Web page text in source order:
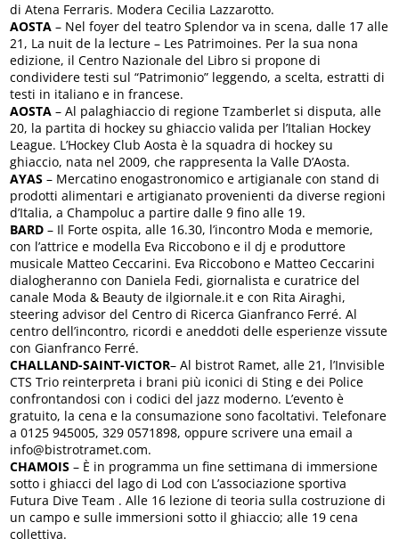
di Atena Ferraris. Modera Cecilia Lazzarotto.
AOSTA – Nel foyer del teatro Splendor va in scena, dalle 17 alle
21, La nuit de la lecture – Les Patrimoines. Per la sua nona
edizione, il Centro Nazionale del Libro si propone di
condividere testi sul “Patrimonio” leggendo, a scelta, estratti di
testi in italiano e in francese.
AOSTA – Al palaghiaccio di regione Tzamberlet si disputa, alle
20, la partita di hockey su ghiaccio valida per l’Italian Hockey
League. L’Hockey Club Aosta è la squadra di hockey su
ghiaccio, nata nel 2009, che rappresenta la Valle D’Aosta.
AYAS – Mercatino enogastronomico e artigianale con stand di
prodotti alimentari e artigianato provenienti da diverse regioni
d’Italia, a Champoluc a partire dalle 9 fino alle 19.
BARD – Il Forte ospita, alle 16.30, l’incontro Moda e memorie,
con l’attrice e modella Eva Riccobono e il dj e produttore
musicale Matteo Ceccarini. Eva Riccobono e Matteo Ceccarini
dialogheranno con Daniela Fedi, giornalista e curatrice del
canale Moda & Beauty de ilgiornale.it e con Rita Airaghi,
steering advisor del Centro di Ricerca Gianfranco Ferré. Al
centro dell’incontro, ricordi e aneddoti delle esperienze vissute
con Gianfranco Ferré.
CHALLAND-SAINT-VICTOR– Al bistrot Ramet, alle 21, l’Invisible
CTS Trio reinterpreta i brani più iconici di Sting e dei Police
confrontandosi con i codici del jazz moderno. L’evento è
gratuito, la cena e la consumazione sono facoltativi. Telefonare
a 0125 945005, 329 0571898, oppure scrivere una email a
info@bistrotramet.com.
CHAMOIS – È in programma un fine settimana di immersione
sotto i ghiacci del lago di Lod con L’associazione sportiva
Futura Dive Team . Alle 16 lezione di teoria sulla costruzione di
un campo e sulle immersioni sotto il ghiaccio; alle 19 cena
collettiva.